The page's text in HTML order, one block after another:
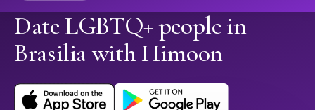
Date LGBTQ+ people in
Brasilia with Himoon